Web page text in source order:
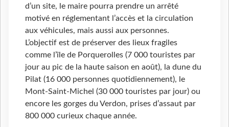
d’un site, le maire pourra prendre un arrêté
motivé en réglementant l’accès et la circulation
aux véhicules, mais aussi aux personnes.
L’objectif est de préserver des lieux fragiles
comme l’île de Porquerolles (7 000 touristes par
jour au pic de la haute saison en août), la dune du
Pilat (16 000 personnes quotidiennement), le
Mont-Saint-Michel (30 000 touristes par jour) ou
encore les gorges du Verdon, prises d’assaut par
800 000 curieux chaque année.